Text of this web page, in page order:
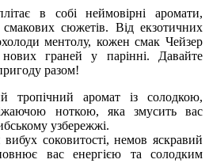
в собі неймовірні аромати,
сюжетів. Від екзотичних
ментолу, кожен смак Чейзер
граней у парінні. Давайте
разом!
тропічний аромат із солодкою,
ноткою, яка змусить вас
узбережжі.
вибух соковитості, немов яскравий
вас енергією та солодким